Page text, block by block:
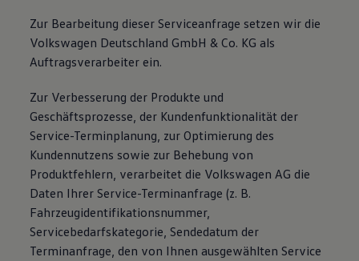
Zur Bearbeitung dieser Serviceanfrage setzen wir die
Volkswagen Deutschland GmbH & Co. KG als
Auftragsverarbeiter ein.
Zur Verbesserung der Produkte und
Geschäftsprozesse, der Kundenfunktionalität der
Service-Terminplanung, zur Optimierung des
Kundennutzens sowie zur Behebung von
Produktfehlern, verarbeitet die Volkswagen AG die
Daten Ihrer Service-Terminanfrage (z. B.
Fahrzeugidentifikationsnummer,
Servicebedarfskategorie, Sendedatum der
Terminanfrage, den von Ihnen ausgewählten Service